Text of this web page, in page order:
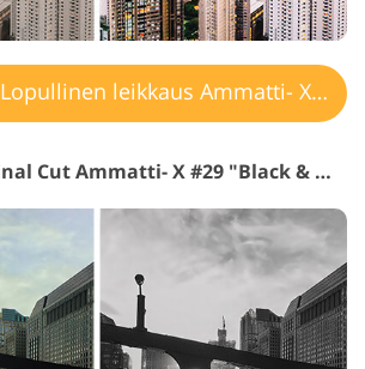
Lopullinen leikkaus Ammatti- X LUT
Ilmaiset LUT:t Final Cut Ammatti- X #29 "Black & White"